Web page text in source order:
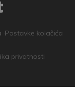
Postavke kolačića
privatnosti